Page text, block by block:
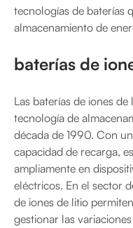
tecnologías de baterías
almacenamiento de
baterías de
Las baterías de iones
tecnología de
década de 1990. Con
capacidad de recarga,
ampliamente en
eléctricos. En el sector
de iones de litio
gestionar las